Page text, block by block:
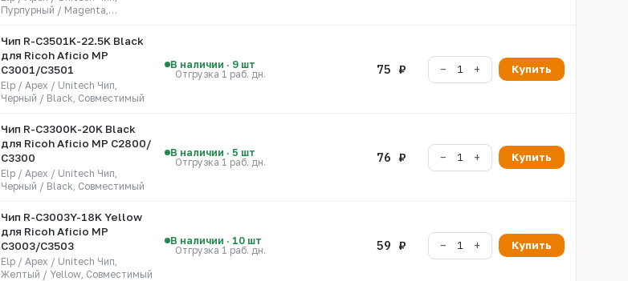
Пурпурный / Magenta,
Чип R-C3501K-22.5K Black
для Ricoh Aficio MP
C3001/C3501
Elp / Apex / Unitech Чип,
Черный / Black, Совместимый
В наличии · 9 шт
Отгрузка 1 раб. дн.
75 ₽ Купить
Чип R-C3300K-20K Black
для Ricoh Aficio MP С2800/
С3300
Elp / Apex / Unitech Чип,
Черный / Black, Совместимый
В наличии · 5 шт
Отгрузка 1 раб. дн.
76 ₽ Купить
Чип R-C3003Y-18K Yellow
для Ricoh Aficio MP
C3003/C3503
Elp / Apex / Unitech Чип,
Желтый / Yellow, Совместимый
В наличии · 10 шт
Отгрузка 1 раб. дн.
59 ₽ Купить